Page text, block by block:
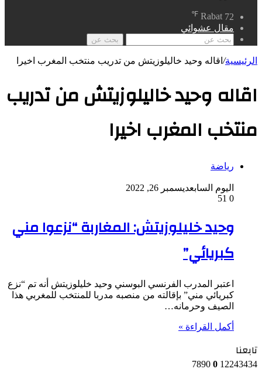
Rabat 72
℉
مقال عشوائي
بحث عن
الرئيسية/ اقاله وحيد خاليلوزيتش من تدريب منتخب المغرب اخيرا
اقاله وحيد خاليلوزيتش من تدريب
منتخب المغرب اخيرا
رياضة
اليوم السابعديسمبر 26, 2022
0
وحيد خليلوزيتش: المغاربة “نزعوا مني
كبريائي”
اعتبر المدرب الفرنسي البوسني وحيد خليلوزيتش أنه تم “نزع
كبريائي مني” بإقالته من منصبه مدربا للمنتخب للمغربي هذا
الصيف وحرمانه…
أكمل القراءة »
تابعنا
12243434
0